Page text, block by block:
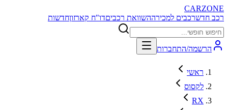
CARZONE
רכב חדשרכבים למכירההשוואת רכביםדו"ח קארזוןחדשות
הרשמה/התחברות
ראשי
לקסוס
RX